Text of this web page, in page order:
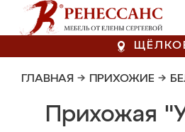
ГЛАВНАЯ → ПРИХОЖИЕ →
Прихожая